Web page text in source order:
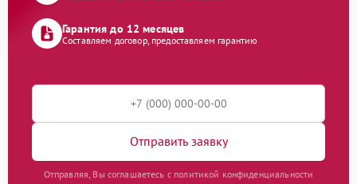
Гарантия до 12 месяцев
Составляем договор, предоставляем гарантию
Отправить заявку
Отправляя, Вы соглашаетесь с политикой конфиденциальности